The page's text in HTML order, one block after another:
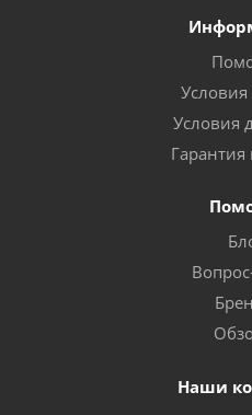
Условия
Гарантия
Наши